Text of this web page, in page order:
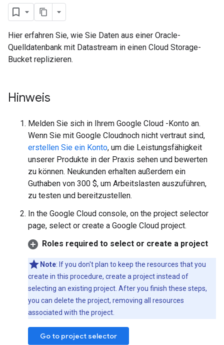
Hier erfahren Sie, wie Sie Daten aus einer Oracle-
Quelldatenbank mit Datastream in einen Cloud Storage-
Bucket replizieren.
Hinweis
Melden Sie sich in Ihrem Google Cloud -Konto an.
Wenn Sie mit Google Cloudnoch nicht vertraut sind,
erstellen Sie ein Konto, um die Leistungsfähigkeit
unserer Produkte in der Praxis sehen und bewerten
zu können. Neukunden erhalten außerdem ein
Guthaben von 300 $, um Arbeitslasten auszuführen,
zu testen und bereitzustellen.
In the Google Cloud console, on the project selector
page, select or create a Google Cloud project.
Roles required to select or create a project
Note: If you don't plan to keep the resources that you
create in this procedure, create a project instead of
selecting an existing project. After you finish these steps,
you can delete the project, removing all resources
associated with the project.
Go to project selector